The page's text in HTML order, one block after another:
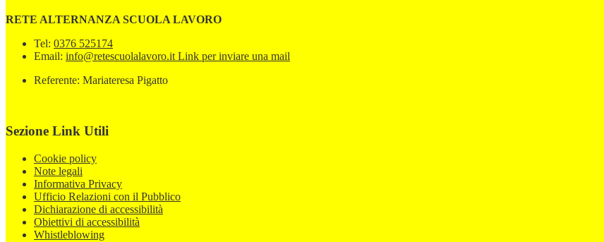
RETE ALTERNANZA SCUOLA LAVORO
Tel: 0376 525174
Email: info@retescuolalavoro.it Link per inviare una mail
Referente: Mariateresa Pigatto
Sezione Link Utili
Cookie policy
Note legali
Informativa Privacy
Ufficio Relazioni con il Pubblico
Dichiarazione di accessibilità
Obiettivi di accessibilità
Whistleblowing